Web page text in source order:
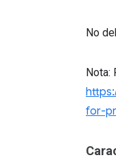
No
Nota:
for-